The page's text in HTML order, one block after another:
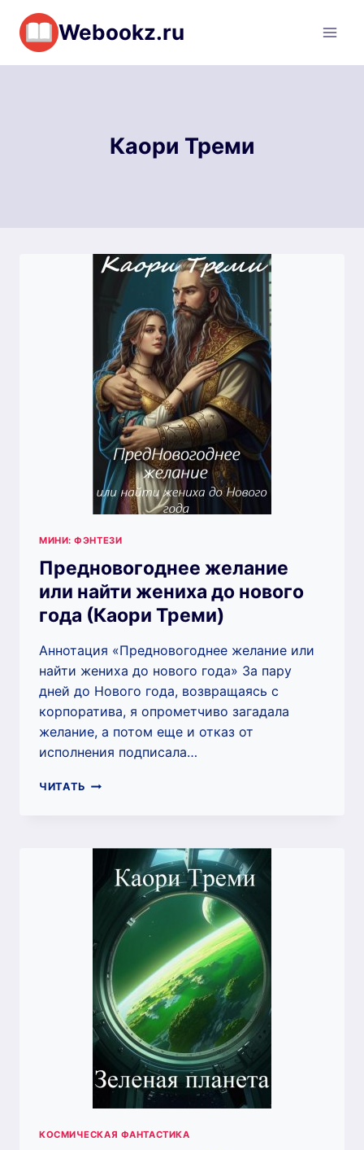
Перейти
содержимому
Webookz.ru
Каори Треми
МИНИ: ФЭНТЕЗИ
Предновогоднее желание
или найти жениха до нового
года (Каори Треми)
Аннотация «Предновогоднее желание или
найти жениха до нового года» За пару
дней до Нового года, возвращаясь с
корпоратива, я опрометчиво загадала
желание, а потом еще и отказ от
исполнения подписала…
ЧИТАТЬ ПРЕДНОВОГОДНЕЕ
ЖЕНИХА
НОВОГО
ТРЕМИ)
КОСМИЧЕСКАЯ ФАНТАСТИКА